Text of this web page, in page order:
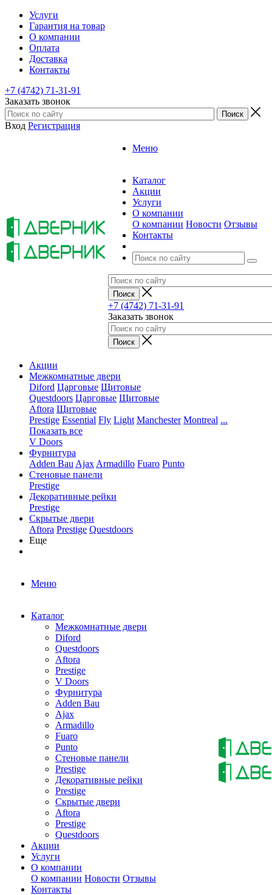
Услуги
Гарантия на товар
О компании
Оплата
Доставка
Контакты
+7 (4742) 71-31-91
Заказать звонок
Вход Регистрация
Меню
Каталог
Акции
Услуги
О компании
О компании Новости Отзывы
Контакты
+7 (4742) 71-31-91
Заказать звонок
Акции
Межкомнатные двери
Diford Царговые Щитовые
Questdoors Царговые Щитовые
Aftora Щитовые
Prestige Essential Fly Light Manchester Montreal ...
Показать все
V Doors
Фурнитура
Adden Bau Ajax Armadillo Fuaro Punto
Стеновые панели
Prestige
Декоративные рейки
Prestige
Скрытые двери
Aftora Prestige Questdoors
Еще
Меню
Каталог
Межкомнатные двери
Diford
Questdoors
Aftora
Prestige
V Doors
Фурнитура
Adden Bau
Ajax
Armadillo
Fuaro
Punto
Стеновые панели
Prestige
Декоративные рейки
Prestige
Скрытые двери
Aftora
Prestige
Questdoors
Акции
Услуги
О компании
О компании Новости Отзывы
Контакты